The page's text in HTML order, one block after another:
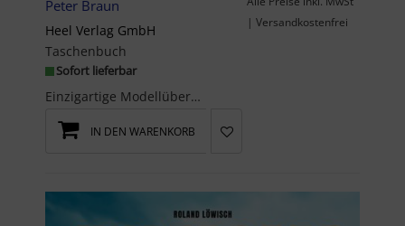
Peter Braun
Heel Verlag GmbH
Taschenbuch
Sofort lieferbar
Einzigartige Modellübersicht der wichtigsten Uhrenmarken mit Daten und Preisen von über 1000 Uhre...
| Versandkostenfrei
IN DEN WARENKORB